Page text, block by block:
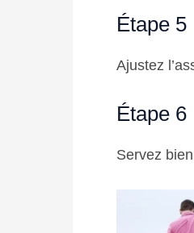
Étape 5
Ajustez
Étape 6
Servez